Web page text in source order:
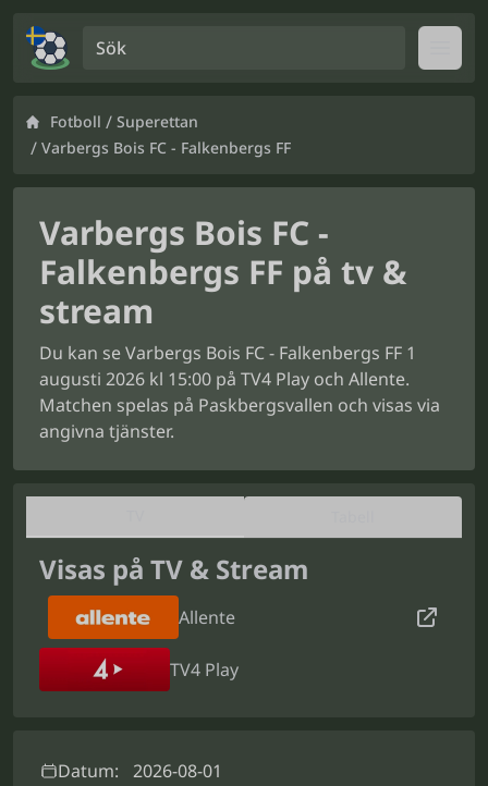
Fotboll / Superettan
/ Varbergs Bois FC - Falkenbergs FF
Varbergs Bois FC -
Falkenbergs FF på tv &
stream
Du kan se Varbergs Bois FC - Falkenbergs FF 1
augusti 2026 kl 15:00 på TV4 Play och Allente.
Matchen spelas på Paskbergsvallen och visas via
angivna tjänster.
Visas på TV & Stream
Allente
TV4 Play
Datum:
2026-08-01